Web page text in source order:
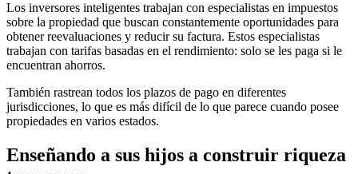
Los inversores inteligentes trabajan con especialistas en impuestos
sobre la propiedad que buscan constantemente oportunidades para
obtener reevaluaciones y reducir su factura. Estos especialistas
trabajan con tarifas basadas en el rendimiento: solo se les paga si le
encuentran ahorros.
También rastrean todos los plazos de pago en diferentes
jurisdicciones, lo que es más difícil de lo que parece cuando posee
propiedades en varios estados.
Enseñando a sus hijos a construir riqueza